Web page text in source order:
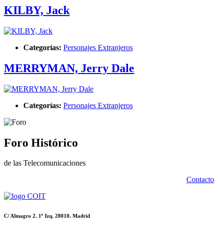
KILBY, Jack
Categorías: Personajes Extranjeros
MERRYMAN, Jerry Dale
Categorías: Personajes Extranjeros
Foro Histórico
de las Telecomunicaciones
Contacto
C/ Almagro 2. 1º Izq. 28010. Madrid